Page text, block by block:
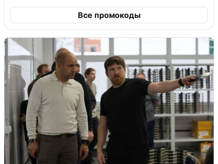
Все промокоды